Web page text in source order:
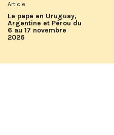
Article
Le pape en Uruguay,
Argentine et Pérou du
6 au 17 novembre
2026